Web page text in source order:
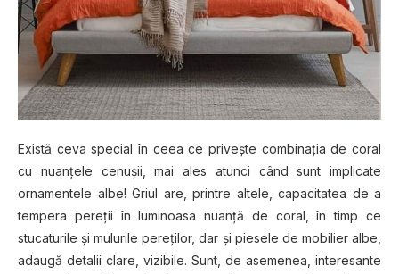
Există ceva special în ceea ce priveşte combinaţia de coral
cu nuanţele cenuşii, mai ales atunci când sunt implicate
ornamentele albe! Griul are, printre altele, capacitatea de a
tempera pereţii în luminoasa nuanţă de coral, în timp ce
stucaturile şi mulurile pereţilor, dar şi piesele de mobilier albe,
adaugă detalii clare, vizibile. Sunt, de asemenea, interesante